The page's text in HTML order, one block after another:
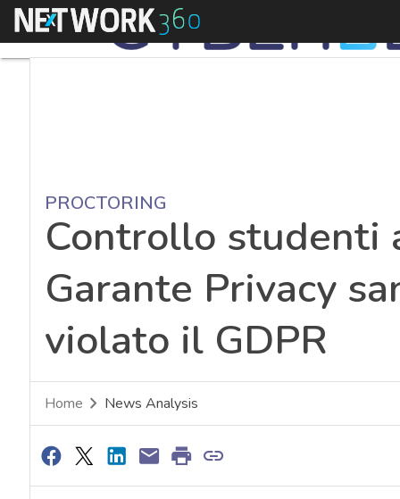
Menu
PROCTORING
Controllo studenti
Garante Privacy
violato il GDPR
Home News Analysis